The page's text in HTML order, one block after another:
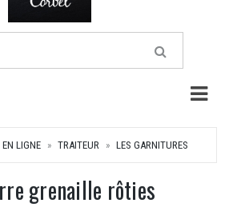
LIGNE TRAITEUR LES GARNITURES
grenaille rôties